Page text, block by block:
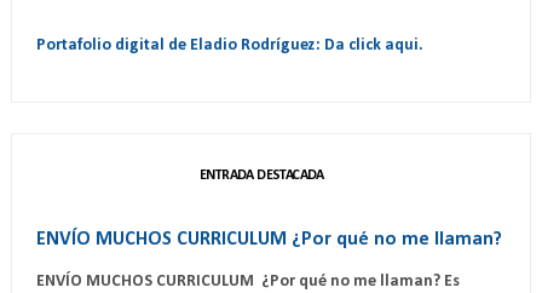
Portafolio digital de Eladio Rodríguez: Da click aqui.
ENTRADA DESTACADA
ENVÍO MUCHOS CURRICULUM ¿Por qué no me llaman?
ENVÍO MUCHOS CURRICULUM ¿Por qué no me llaman? Es